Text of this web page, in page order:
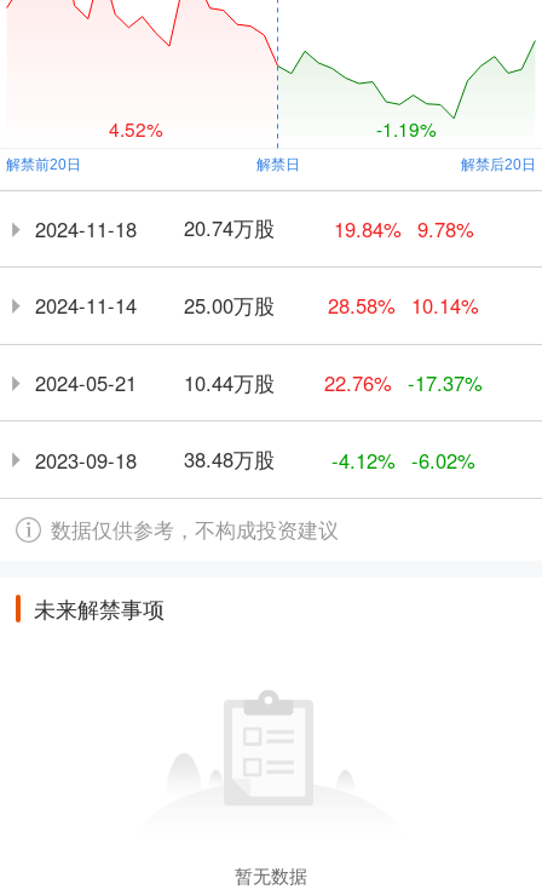
4.52% -1.19%
2024-11-18 20.74万股 19.84% 9.78%
2024-11-14 25.00万股 28.58% 10.14%
2024-05-21 10.44万股 22.76% -17.37%
2023-09-18 38.48万股 -4.12% -6.02%
数据仅供参考，不构成投资建议
未来解禁事项
暂无数据